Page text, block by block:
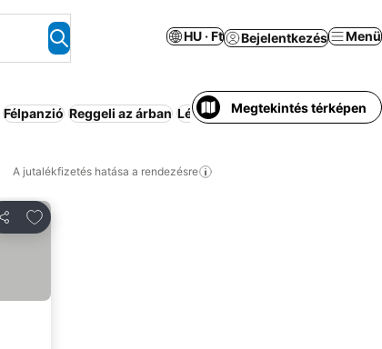
HU · Ft Bejelentkezés Menü
Félpanzió Reggeli az árban Légkondicionáló Medence
Megtekintés térképen
A jutalékfizetés hatása a rendezésre
Megosztás
Hozzáadás a kedvencekhez